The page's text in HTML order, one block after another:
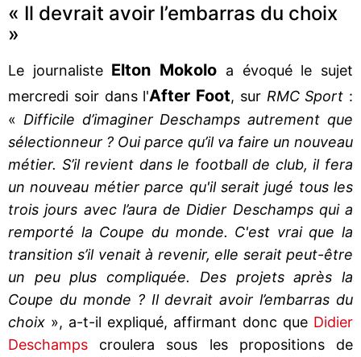
« Il devrait avoir l’embarras du choix
»
Le journaliste Elton Mokolo a évoqué le sujet
mercredi soir dans l'After Foot, surRMC Sport :
« Difficile d’imaginer Deschamps autrement que
sélectionneur ? Oui parce qu’il va faire un nouveau
métier. S’il revient dans le football de club, il fera
un nouveau métier parce qu'il serait jugé tous les
trois jours avec l’aura de Didier Deschamps qui a
remporté la Coupe du monde. C'est vrai que la
transition s’il venait à revenir, elle serait peut-être
un peu plus compliquée. Des projets après la
Coupe du monde ? Il devrait avoir l’embarras du
choix », a-t-il expliqué, affirmant donc que Didier
Deschamps croulera sous les propositions de